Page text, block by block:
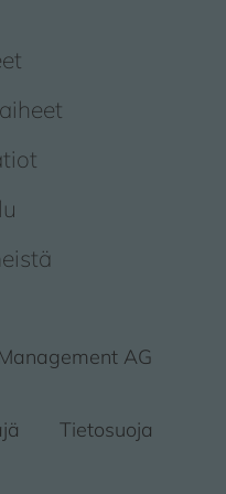
AG
Tietosuoja